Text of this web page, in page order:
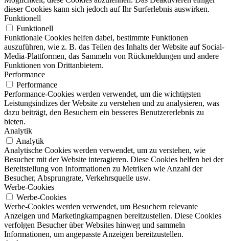
dieser Cookies kann sich jedoch auf Ihr Surferlebnis auswirken.
Funktionell
Funktionell
Funktionale Cookies helfen dabei, bestimmte Funktionen
auszuführen, wie z. B. das Teilen des Inhalts der Website auf Social-
Media-Plattformen, das Sammeln von Rückmeldungen und andere
Funktionen von Drittanbietern.
Performance
Performance
Performance-Cookies werden verwendet, um die wichtigsten
Leistungsindizes der Website zu verstehen und zu analysieren, was
dazu beiträgt, den Besuchern ein besseres Benutzererlebnis zu
bieten.
Analytik
Analytik
Analytische Cookies werden verwendet, um zu verstehen, wie
Besucher mit der Website interagieren. Diese Cookies helfen bei der
Bereitstellung von Informationen zu Metriken wie Anzahl der
Besucher, Absprungrate, Verkehrsquelle usw.
Werbe-Cookies
Werbe-Cookies
Werbe-Cookies werden verwendet, um Besuchern relevante
Anzeigen und Marketingkampagnen bereitzustellen. Diese Cookies
verfolgen Besucher über Websites hinweg und sammeln
Informationen, um angepasste Anzeigen bereitzustellen.